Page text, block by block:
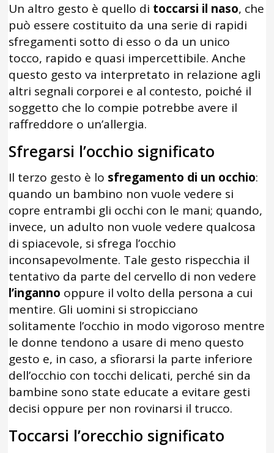
Un altro gesto è quello di toccarsi il naso, che
può essere costituito da una serie di rapidi
sfregamenti sotto di esso o da un unico
tocco, rapido e quasi impercettibile. Anche
questo gesto va interpretato in relazione agli
altri segnali corporei e al contesto, poiché il
soggetto che lo compie potrebbe avere il
raffreddore o un’allergia.
Sfregarsi l’occhio significato
Il terzo gesto è lo sfregamento di un occhio:
quando un bambino non vuole vedere si
copre entrambi gli occhi con le mani; quando,
invece, un adulto non vuole vedere qualcosa
di spiacevole, si sfrega l’occhio
inconsapevolmente. Tale gesto rispecchia il
tentativo da parte del cervello di non vedere
l’inganno oppure il volto della persona a cui
mentire. Gli uomini si stropicciano
solitamente l’occhio in modo vigoroso mentre
le donne tendono a usare di meno questo
gesto e, in caso, a sfiorarsi la parte inferiore
dell’occhio con tocchi delicati, perché sin da
bambine sono state educate a evitare gesti
decisi oppure per non rovinarsi il trucco.
Toccarsi l’orecchio significato